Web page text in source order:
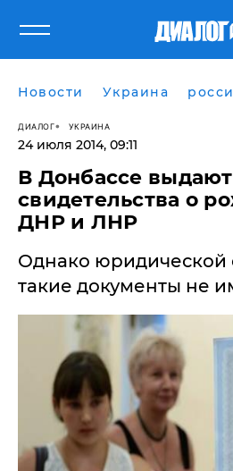
Новости Украина
ДИАЛОГ УКРАИНА
24 июля 2014, 09:11
В Донбассе выдают
свидетельства о
ДНР и ЛНР
Однако юридической
такие документы не